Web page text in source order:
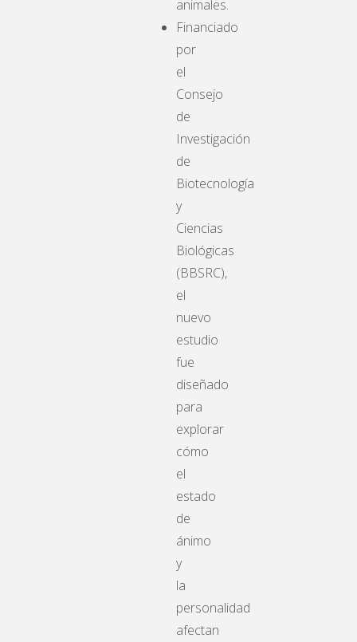
animales.
Financiado
por
el
Consejo
de
Investigación
de
Biotecnología
y
Ciencias
Biológicas
(BBSRC),
el
nuevo
estudio
fue
diseñado
para
explorar
cómo
el
estado
de
ánimo
y
la
personalidad
afectan